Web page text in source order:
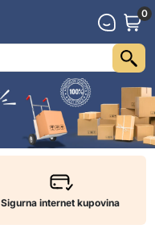
0
Sigurna internet kupovina